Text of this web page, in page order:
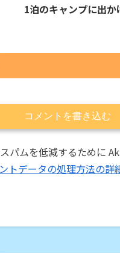
1泊のキャンプに出か
コメントを書き込む
パムを低減するために
トデータの処理方法の詳